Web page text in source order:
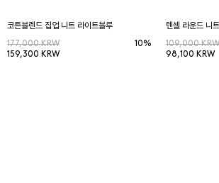
코튼블렌드 집업 니트 라이트블루
177,000 KRW
159,300 KRW
10%
텐셀 라운드 니
109,000 KRW
98,100 KRW